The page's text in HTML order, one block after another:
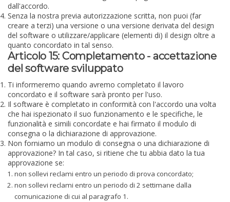
dall'accordo.
Senza la nostra previa autorizzazione scritta, non puoi (far
creare a terzi) una versione o una versione derivata del design
del software o utilizzare/applicare (elementi di) il design oltre a
quanto concordato in tal senso.
Articolo 15: Completamento - accettazione
del software sviluppato
Ti informeremo quando avremo completato il lavoro
concordato e il software sarà pronto per l'uso.
Il software è completato in conformità con l'accordo una volta
che hai ispezionato il suo funzionamento e le specifiche, le
funzionalità e simili concordate e hai firmato il modulo di
consegna o la dichiarazione di approvazione.
Non forniamo un modulo di consegna o una dichiarazione di
approvazione? In tal caso, si ritiene che tu abbia dato la tua
approvazione se:
non sollevi reclami entro un periodo di prova concordato;
non sollevi reclami entro un periodo di 2 settimane dalla
comunicazione di cui al paragrafo 1.